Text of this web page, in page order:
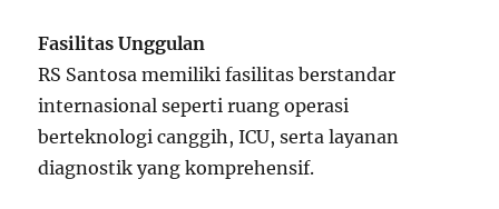
Fasilitas Unggulan
RS Santosa memiliki fasilitas berstandar
internasional seperti ruang operasi
berteknologi canggih, ICU, serta layanan
diagnostik yang komprehensif.